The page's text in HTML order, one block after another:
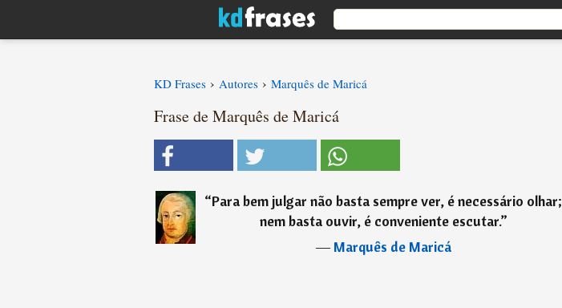
KD Frases › Autores › Marquês de Maricá
Frase de Marquês de Maricá
“Para bem julgar não basta sempre ver, é necessário olhar;
nem basta ouvir, é conveniente escutar.”
―Marquês de Maricá